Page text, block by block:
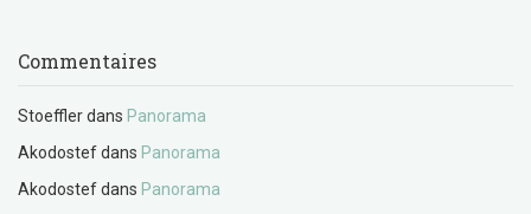
Commentaires
Stoefflerdans Panorama
Akodostefdans Panorama
Akodostefdans Panorama